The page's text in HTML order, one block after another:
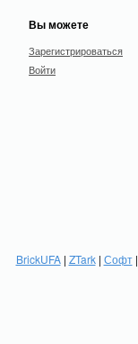
Вы можете
Зарегистрироваться
Войти
BrickUFA| ZTark| Софт|